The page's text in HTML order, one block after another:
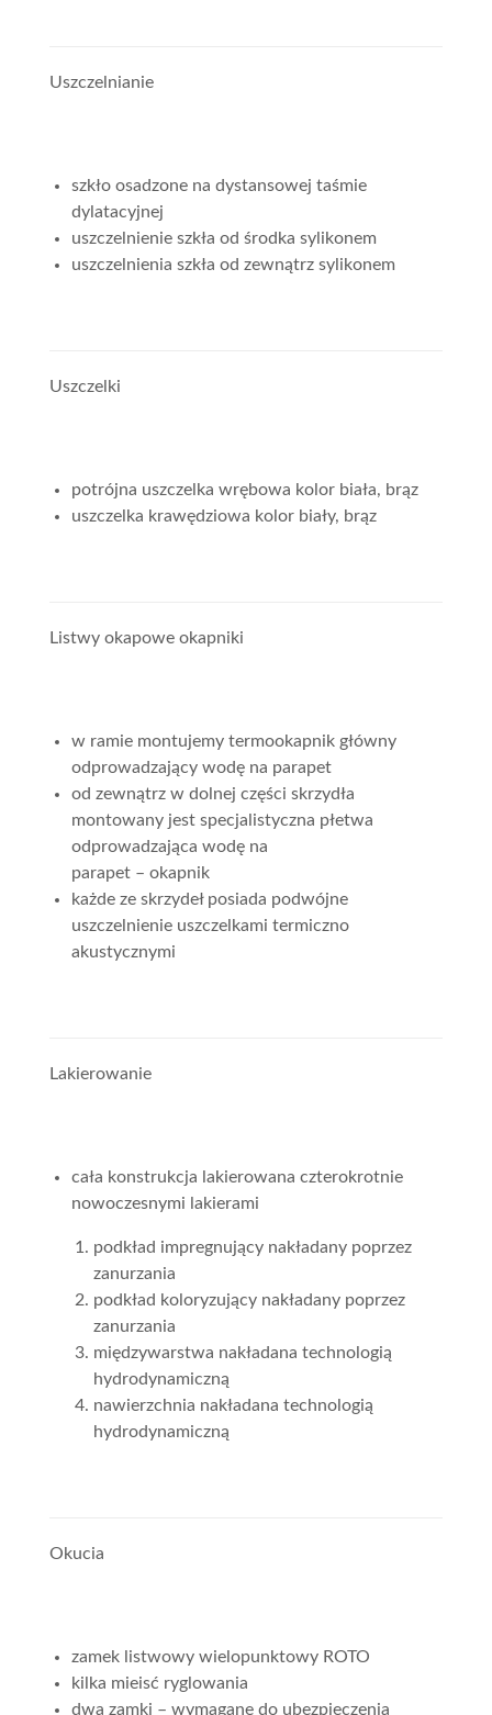
Uszczelnianie
szkło osadzone na dystansowej taśmie
dylatacyjnej
uszczelnienie szkła od środka sylikonem
uszczelnienia szkła od zewnątrz sylikonem
Uszczelki
potrójna uszczelka wrębowa kolor biała, brąz
uszczelka krawędziowa kolor biały, brąz
Listwy okapowe okapniki
w ramie montujemy termookapnik główny
odprowadzający wodę na parapet
od zewnątrz w dolnej części skrzydła
montowany jest specjalistyczna płetwa
odprowadzająca wodę na
parapet – okapnik
każde ze skrzydeł posiada podwójne
uszczelnienie uszczelkami termiczno
akustycznymi
Lakierowanie
cała konstrukcja lakierowana czterokrotnie
nowoczesnymi lakierami
podkład impregnujący nakładany poprzez
zanurzania
podkład koloryzujący nakładany poprzez
zanurzania
międzywarstwa nakładana technologią
hydrodynamiczną
nawierzchnia nakładana technologią
hydrodynamiczną
Okucia
zamek listwowy wielopunktowy ROTO
kilka mieisć ryglowania
dwa zamki – wymagane do ubezpieczenia